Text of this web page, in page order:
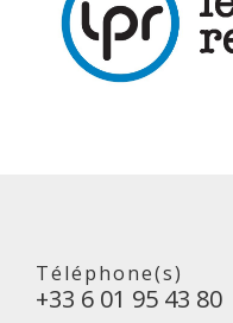
Téléphone(s)
+33 6 01 95 43 80